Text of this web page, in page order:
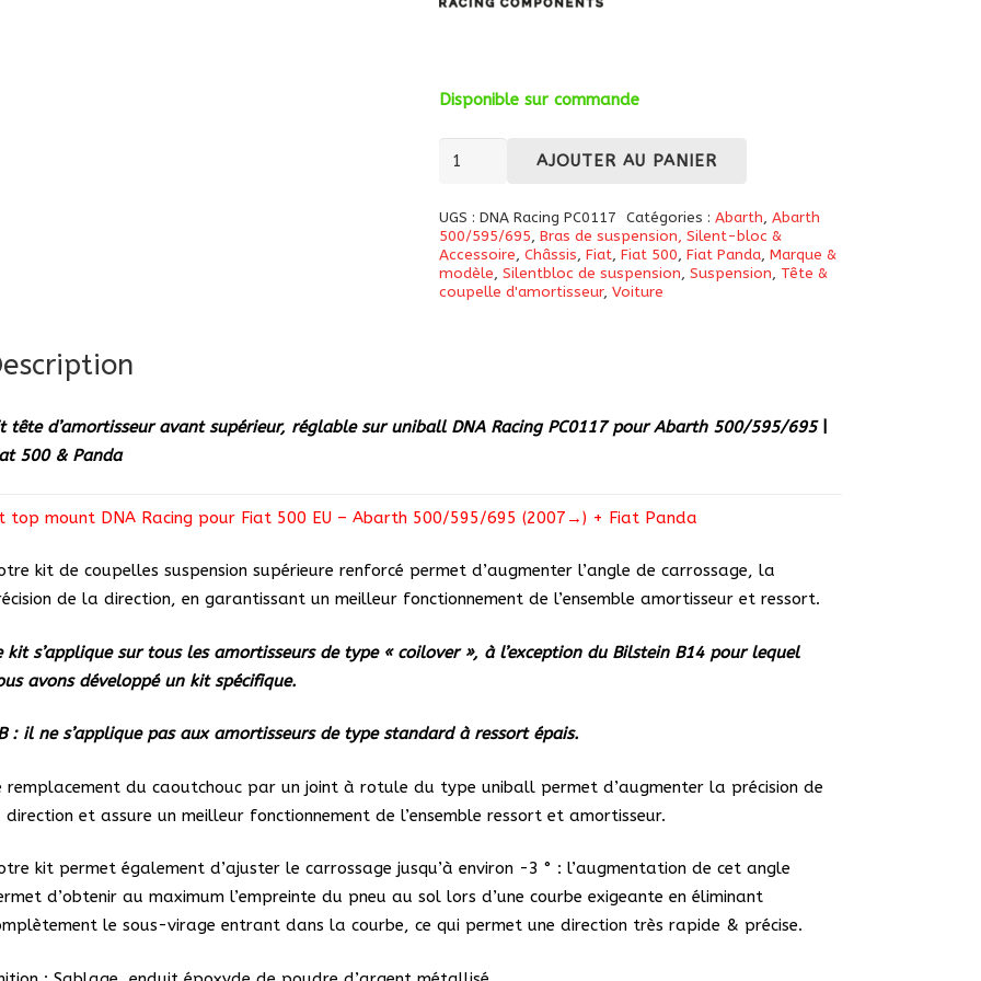
Disponible sur commande
quantité
Kit
tête
d'amortisseur
avant
DNA
pour
500
AJOUTER AU PANIER
UGS :DNA Racing PC0117 Catégories : Abarth, Abarth
500/595/695,Bras de suspension, Silent-bloc &
Accessoire,Châssis,Fiat,Fiat 500,Fiat Panda,Marque &
modèle,Silentbloc de suspension,Suspension, Tête &
coupelle d'amortisseur,Voiture
tête d’amortisseur avant supérieur, réglable sur uniball DNA Racing PC0117 pour Abarth 500/595/695|
500 & Panda
top mount DNA Racing pour Fiat 500 EU – Abarth 500/595/695 (2007→) + Fiat Panda
kit de coupelles suspension supérieure renforcé permet d’augmenter l’angle de carrossage, la
de la direction, en garantissant un meilleur fonctionnement de l’ensemble amortisseur et ressort.
kit s’applique sur tous les amortisseurs de type « coilover », à l’exception du Bilstein B14 pour lequel
avons développé un kit spécifique.
: il ne s’applique pas aux amortisseurs de type standard à ressort épais.
remplacement du caoutchouc par un joint à rotule du type uniball permet d’augmenter la précision de
direction et assure un meilleur fonctionnement de l’ensemble ressort et amortisseur.
kit permet également d’ajuster le carrossage jusqu’à environ -3 ° : l’augmentation de cet angle
d’obtenir au maximum l’empreinte du pneu au sol lors d’une courbe exigeante en éliminant
le sous-virage entrant dans la courbe, ce qui permet une direction très rapide & précise.